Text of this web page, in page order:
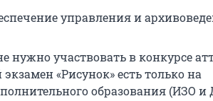
управления и
нужно участвовать в конкурсе
«Рисунок» есть только на
образования (ИЗО и